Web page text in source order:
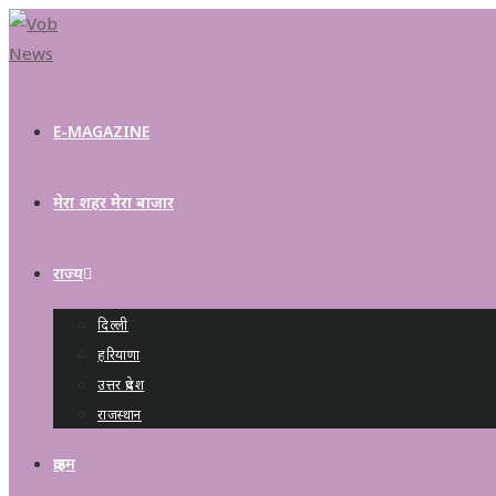
E-MAGAZINE
मेरा शहर मेरा बाजार
राज्य
दिल्ली
हरियाणा
उत्तर प्रदेश
राजस्थान
क्राइम